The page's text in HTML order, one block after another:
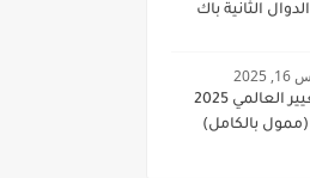
الثانية باك
قمة التغيير العالمي 2025
(ممول بالكامل)